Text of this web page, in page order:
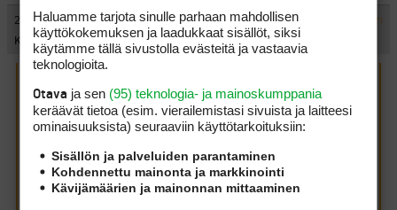
29.12.2010 00:06:00 #284733 VASTAA ILMOITA ASIATON VIESTI
KL
k. kirjoitti: (28.12.2010 20:10:14)
ts kirjoitti:(28.12.2010 19:31:21)
KL kirjoitti: (28.12.2010 19:22:22)
Haluamme tarjota sinulle parhaan mahdollisen
käyttökokemuksen ja laadukkaat sisällöt, siksi
käytämme tällä sivustolla evästeitä ja vastaavia
teknologioita.
Otava ja sen (95) teknologia- ja mainoskumppania
keräävät tietoa (esim. vierailemis­tasi sivuista ja laitteesi
ominaisuuk­sista) seuraaviin käyttötarkoituksiin:
Sisällön ja palveluiden parantaminen
Kohdennettu mainonta ja markkinointi
Kävijämäärien ja mainonnan mittaaminen